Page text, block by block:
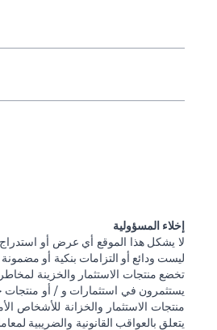
إخلاء المسؤولية
لا يشكل هذا الموقع أي عرض أو
ليست ودائع أو التزامات بنكية أو
تخضع منتجات الاستثمار والخزينة
يستثمرون في استثمارات و / أو منتجات
منتجات الاستثمار والخزانة للأشخاص
يتعلق بالعواقب القانونية والضريبية